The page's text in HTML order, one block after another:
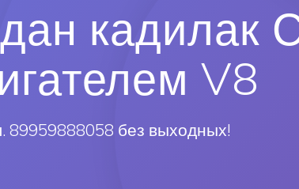
кадилак
V8
89959888058 без выходных!